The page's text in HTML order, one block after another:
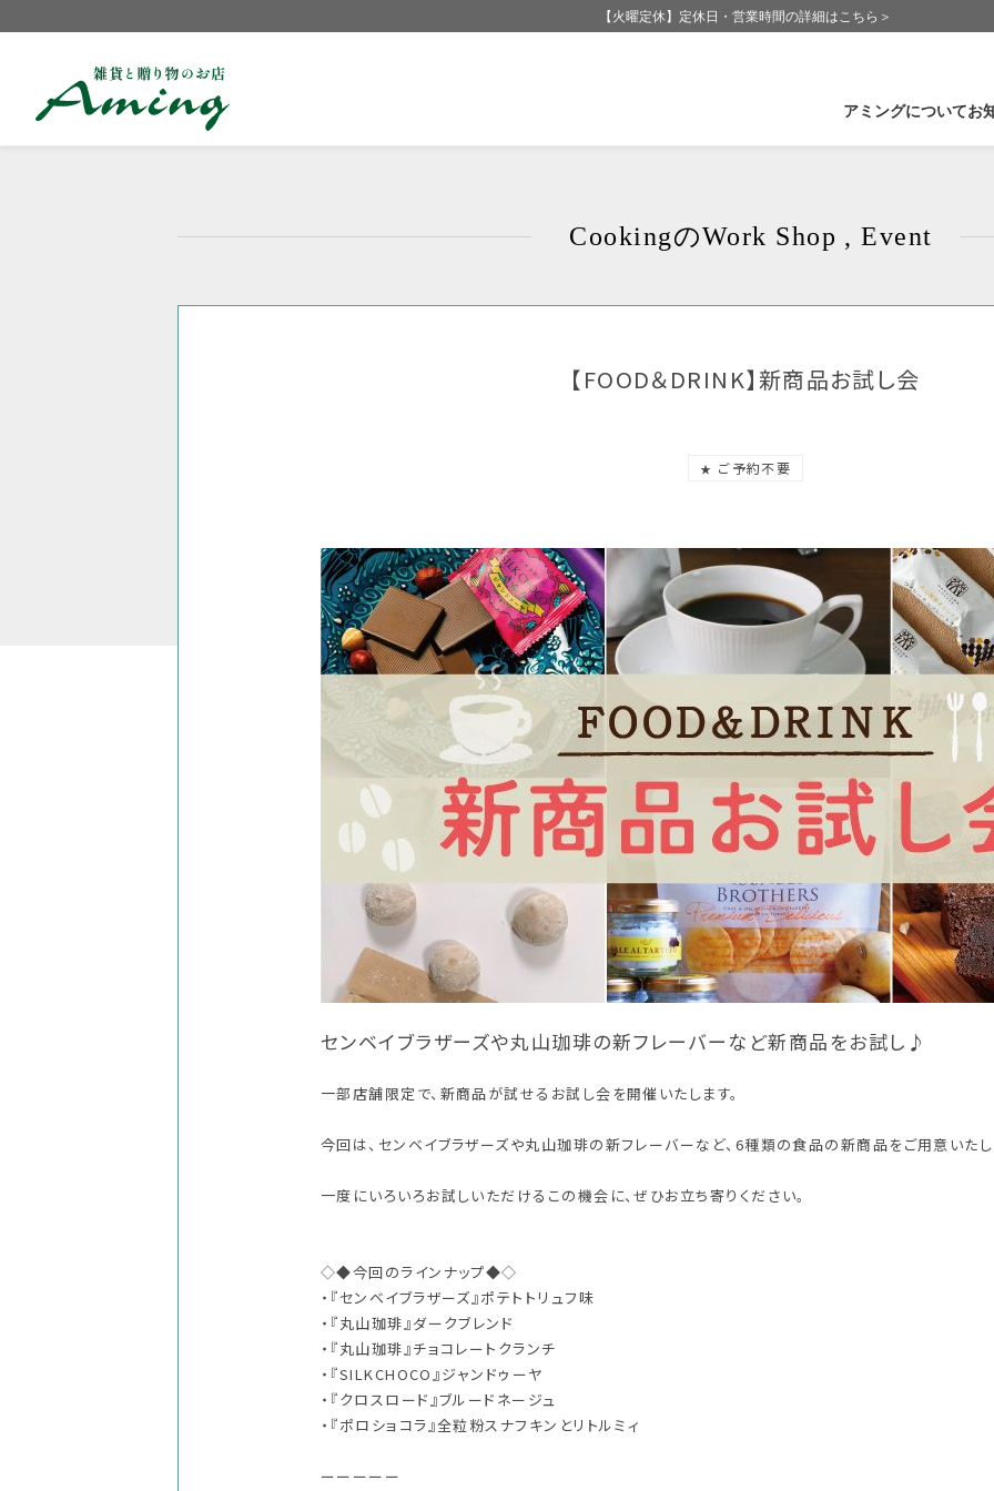
【火曜定休】定休日・営業時間の詳細はこちら＞
アミングについて
Amingの歩み
CSR-社会活動
お
福
群
CookingのWork Shop , Event
【FOOD＆DRINK】新商品お試し会
★ ご予約不要
センベイブラザーズや丸山珈琲の新フレーバーなど新商品をお試し♪
一部店舗限定で、新商品が試せるお試し会を開催いたします。
今回は、センベイブラザーズや丸山珈琲の新フレーバーなど、6種類の食品の新商品をご用意いたし
一度にいろいろお試しいただけるこの機会に、ぜひお立ち寄りください。
◇◆今回のラインナップ◆◇
・『センベイブラザーズ』ポテトトリュフ味
・『丸山珈琲』ダークブレンド
・『丸山珈琲』チョコレートクランチ
・『SILKCHOCO』ジャンドゥーヤ
・『クロスロード』ブルードネージュ
・『ポロショコラ』全粒粉スナフキンとリトルミィ
ーーーーー